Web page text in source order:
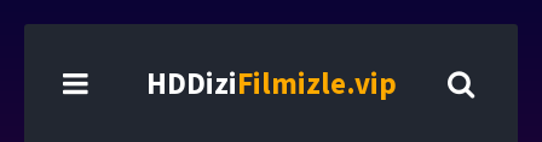
HDDiziFilmizle.vip